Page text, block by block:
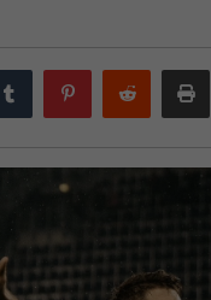
Tumblr PinterestReddit